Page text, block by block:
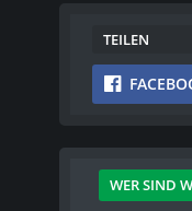
TEILEN
WER SIND